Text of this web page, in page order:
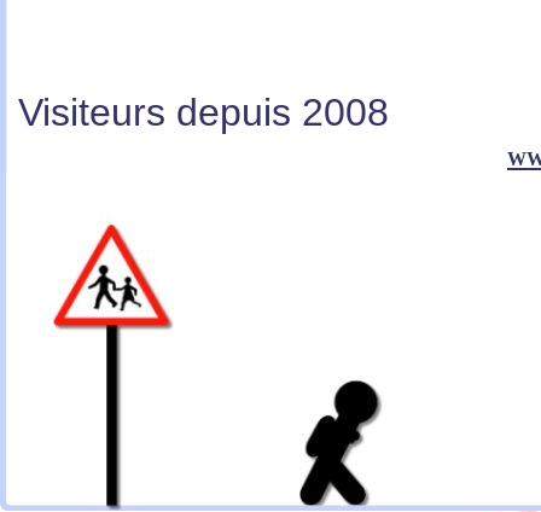
Visiteurs depuis 2008